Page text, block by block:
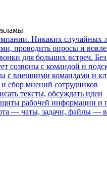
Никаких случайных
проводить опросы и
для больших встреч.
созвоны с командой и
с внешними командами и
сбор мнений сотрудников
тексты, обсуждать идеи
рабочей информации и
— чаты, задачи, файлы —